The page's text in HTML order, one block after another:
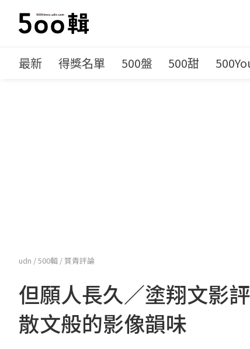
最新 得獎名單 500盤 500甜
udn /500輯 / 質青評論
但願人長久／塗翔文影
散文般的影像韻味